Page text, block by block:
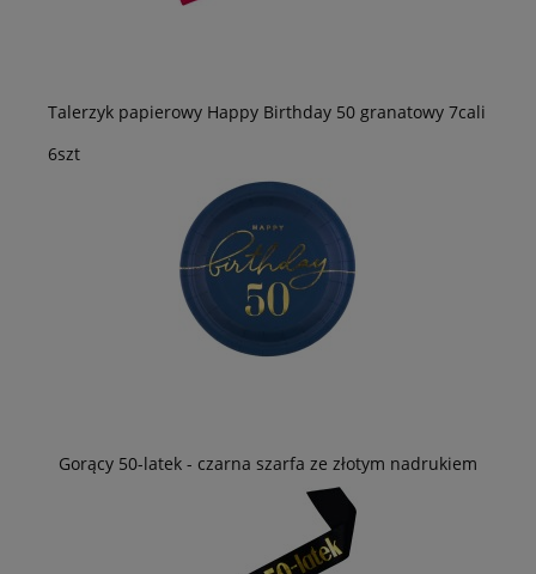
Talerzyk papierowy Happy Birthday 50 granatowy 7cali
6szt
Gorący 50-latek - czarna szarfa ze złotym nadrukiem